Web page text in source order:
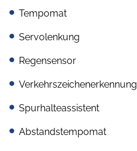
Tempomat
Servolenkung
Regensensor
Verkehrszeichenerkennung
Spurhalteassistent
Abstandstempomat